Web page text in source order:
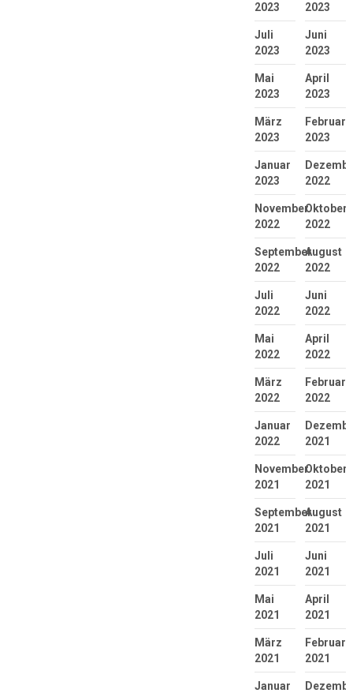
2023
2023
Juli
2023
Juni
2023
Mai
2023
April
2023
März
2023
Februar
2023
Januar
2023
2022
November
2022
Oktober
2022
September
2022
August
2022
Juli
2022
Juni
2022
Mai
2022
April
2022
März
2022
Februar
2022
Januar
2022
2021
November
2021
Oktober
2021
September
2021
August
2021
Juli
2021
Juni
2021
Mai
2021
April
2021
März
2021
Februar
2021
Januar